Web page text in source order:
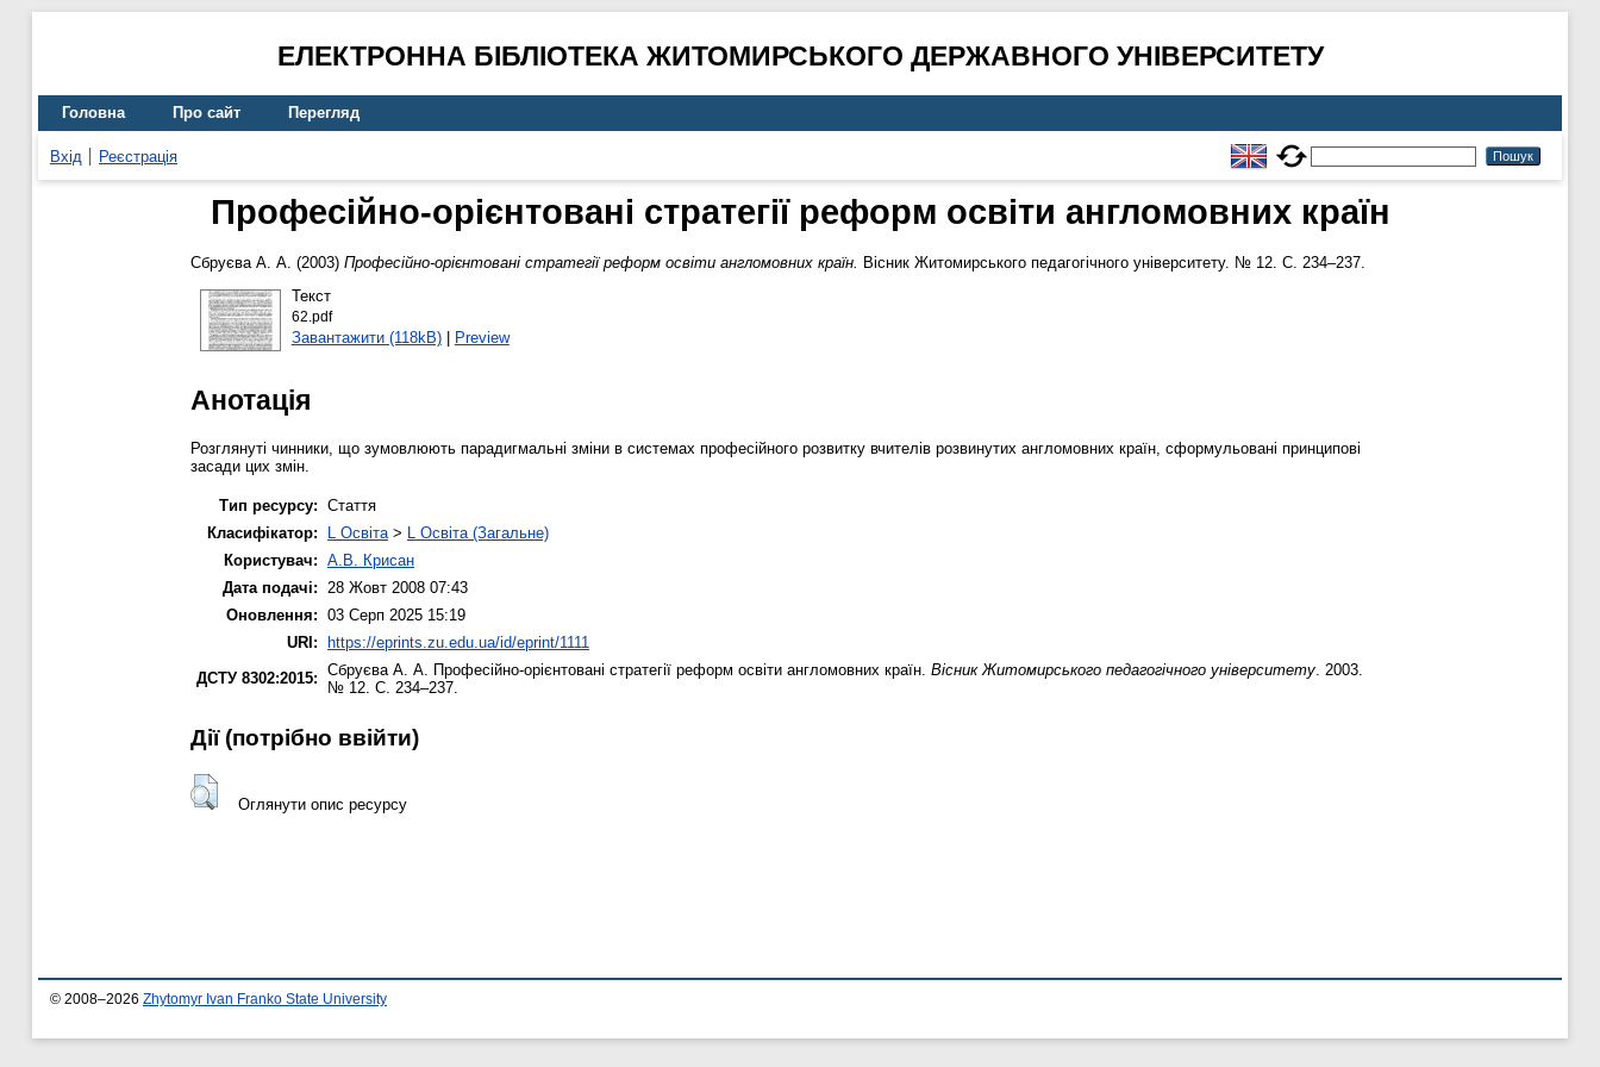
ЕЛЕКТРОННА БІБЛІОТЕКА ЖИТОМИРСЬКОГО ДЕРЖАВНОГО УНІВЕРСИТЕТУ
Головна Про сайт Перегляд
Вхід Реєстрація
Професійно-орієнтовані стратегії реформ освіти англомовних країн
Сбруєва А. А. (2003) Професійно-орієнтовані стратегії реформ освіти англомовних країн. Вісник Житомирського педагогічного університету. № 12. С. 234–237.
Текст
62.pdf
Завантажити (118kB)| Preview
Анотація
Розглянуті чинники, що зумовлюють парадигмальні зміни в системах професійного розвитку вчителів розвинутих англомовних країн, сформульовані принципові
засади цих змін.
Тип ресурсу: Стаття
Класифікатор:
L Освіта > L Освіта (Загальне)
Користувач: А.В. Крисан
Дата подачі:
28 Жовт 2008 07:43
Оновлення: 03 Серп 2025 15:19
URI: https://eprints.zu.edu.ua/id/eprint/1111
ДСТУ 8302:2015: Сбруєва А. А. Професійно-орієнтовані стратегії реформ освіти англомовних країн. Вісник Житомирського педагогічного університету . 2003.
№ 12. С. 234–237.
Дії ​​(потрібно ввійти)
Оглянути опис ресурсу
© 2008–2026 Zhytomyr Ivan Franko State University